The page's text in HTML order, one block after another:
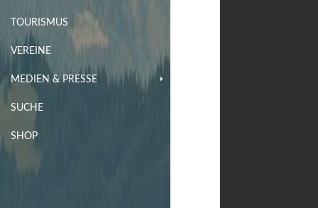
TOURISMUS
VEREINE
MEDIEN & PRESSE
SUCHE
SHOP